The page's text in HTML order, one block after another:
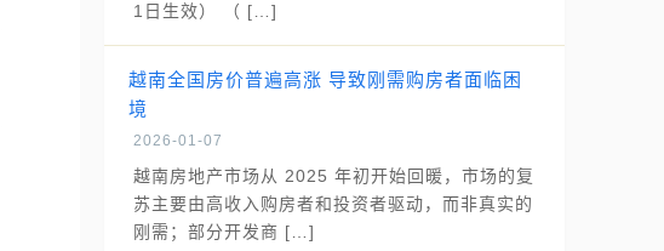
1日生效） （ […]
越南全国房价普遍高涨 导致刚需购房者面临困
境
2026-01-07
越南房地产市场从 2025 年初开始回暖，市场的复
苏主要由高收入购房者和投资者驱动，而非真实的
刚需；部分开发商 […]